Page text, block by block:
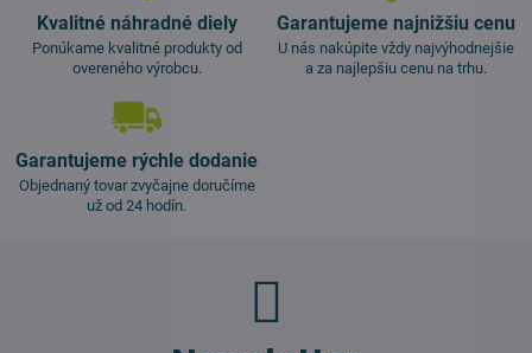
Kvalitné náhradné diely
Ponúkame kvalitné produkty od
overeného výrobcu.
Garantujeme najnižšiu cenu
U nás nakúpite vždy najvýhodnejšie
a za najlepšiu cenu na trhu.
Garantujeme rýchle dodanie
Objednaný tovar zvyčajne doručíme
už od 24 hodín.